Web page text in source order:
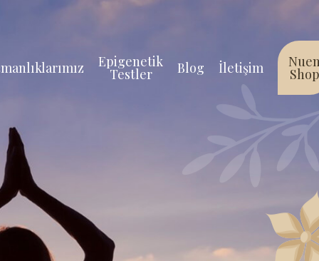
Epigenetik
Testler Blog İletişim Shop